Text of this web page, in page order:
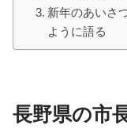
新年のあいさ
ように語る
長野県の市